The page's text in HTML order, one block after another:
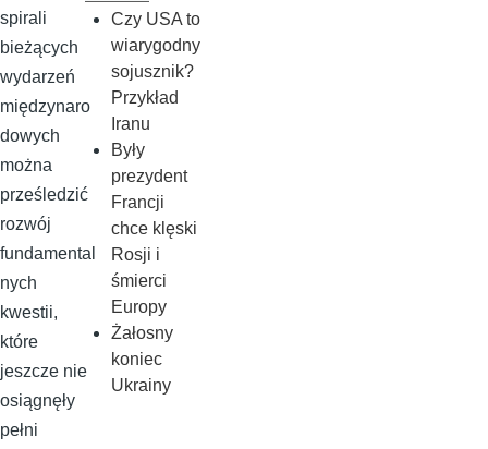
spirali
bieżących
wydarzeń
międzynaro
dowych
można
prześledzić
rozwój
fundamental
nych
kwestii,
które
jeszcze nie
osiągnęły
pełni
Czy USA to
wiarygodny
sojusznik?
Przykład
Iranu
Były
prezydent
Francji
chce klęski
Rosji i
śmierci
Europy
Żałosny
koniec
Ukrainy